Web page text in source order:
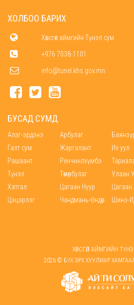
ХОЛБОО БАРИХ
Хөвсгөл аймгийн Түнэл сум
+976 7038-1101
info@tunel.khs.gov.mn
БУСАД СУМД
Алаг-эрдэнэ Арбулаг
Галт сум
Жаргалант Их уул
Рашаант
Ренчинлхүмбэ
Түнэл
Төмөрбулаг Улаан
Хатгал
Цагаан Нуур
Цэцэрлэг
Чандмань-Өндөр Шинэ-
ХӨВСГӨЛ АЙМГИЙН
2026 © БҮХ ЭРХ ХУУЛИАР